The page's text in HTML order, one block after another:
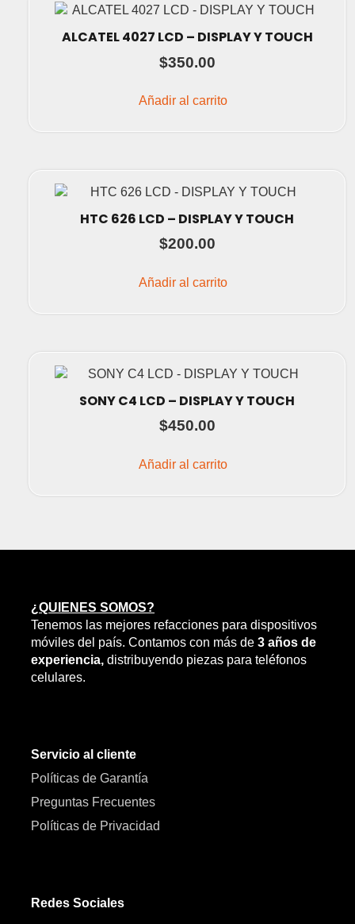
ALCATEL 4027 LCD – DISPLAY Y TOUCH
$350.00
Añadir al carrito
HTC 626 LCD – DISPLAY Y TOUCH
$200.00
Añadir al carrito
SONY C4 LCD – DISPLAY Y TOUCH
$450.00
Añadir al carrito
¿QUIENES SOMOS?
Tenemos las mejores refacciones para dispositivos
móviles del país. Contamos con más de 3 años de
experiencia, distribuyendo piezas para teléfonos
celulares.
Servicio al cliente
Políticas de Garantía
Preguntas Frecuentes
Políticas de Privacidad
Redes Sociales